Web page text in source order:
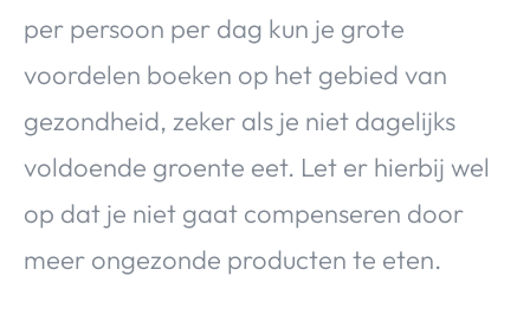
per persoon per dag kun je grote
voordelen boeken op het gebied van
gezondheid, zeker als je niet dagelijks
voldoende groente eet. Let er hierbij wel
op dat je niet gaat compenseren door
meer ongezonde producten te eten.